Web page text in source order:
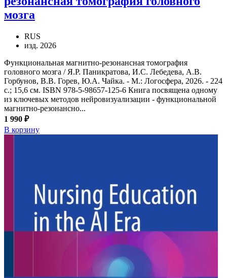
мозга
RUS
изд. 2026
Функциональная магнитно-резонансная томография
головного мозга / Я.Р. Паникратова, И.С. Лебедева, А.В.
Горбунов, В.В. Горев, Ю.А. Чайка. - М.: Логосфера, 2026. - 224
с.; 15,6 см. ISBN 978-5-98657-125-6 Книга посвящена одному
из ключевых методов нейровизуализации - функциональной
магнитно-резонансно...
1 990 ₽
В корзину